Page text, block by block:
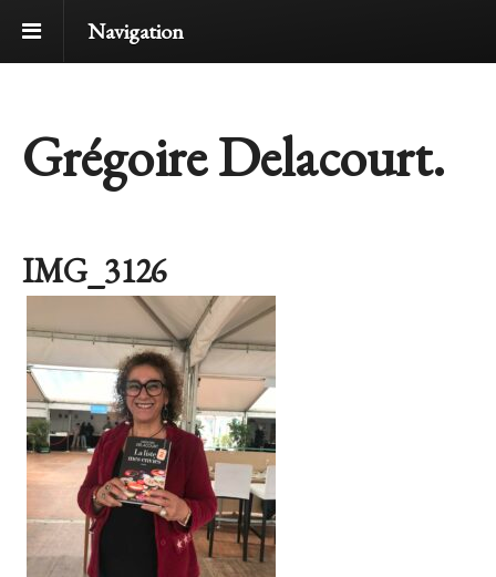
Navigation
Grégoire Delacourt.
IMG_3126